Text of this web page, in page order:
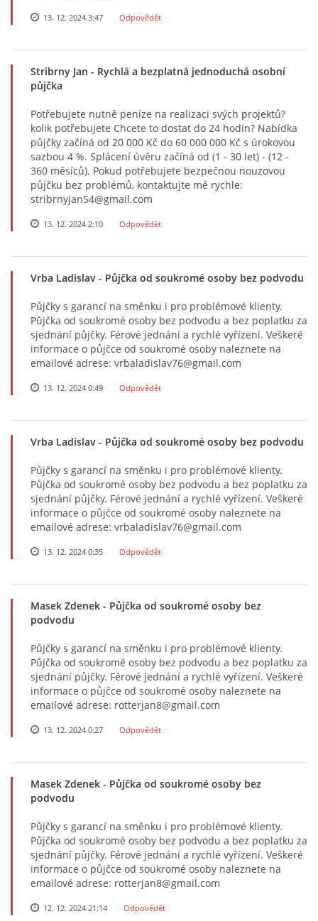
13. 12. 2024 3:47 Odpovědět
Stribrny Jan - Rychlá a bezplatná jednoduchá osobní
půjčka
Potřebujete nutně peníze na realizaci svých projektů?
kolik potřebujete Chcete to dostat do 24 hodin? Nabídka
půjčky začíná od 20 000 Kč do 60 000 000 Kč s úrokovou
sazbou 4 %. Splácení úvěru začíná od (1 - 30 let) - (12 -
360 měsíců). Pokud potřebujete bezpečnou nouzovou
půjčku bez problémů, kontaktujte mě rychle:
stribrnyjan54@gmail.com
13. 12. 2024 2:10 Odpovědět
Vrba Ladislav - Půjčka od soukromé osoby bez podvodu
Půjčky s garancí na směnku i pro problémové klienty.
Půjčka od soukromé osoby bez podvodu a bez poplatku za
sjednání půjčky. Férové ​​jednání a rychlé vyřízení. Veškeré
informace o půjčce od soukromé osoby naleznete na
emailové adrese: vrbaladislav76@gmail.com
13. 12. 2024 0:49 Odpovědět
Vrba Ladislav - Půjčka od soukromé osoby bez podvodu
Půjčky s garancí na směnku i pro problémové klienty.
Půjčka od soukromé osoby bez podvodu a bez poplatku za
sjednání půjčky. Férové ​​jednání a rychlé vyřízení. Veškeré
informace o půjčce od soukromé osoby naleznete na
emailové adrese: vrbaladislav76@gmail.com
13. 12. 2024 0:35 Odpovědět
Masek Zdenek - Půjčka od soukromé osoby bez
podvodu
Půjčky s garancí na směnku i pro problémové klienty.
Půjčka od soukromé osoby bez podvodu a bez poplatku za
sjednání půjčky. Férové ​​jednání a rychlé vyřízení. Veškeré
informace o půjčce od soukromé osoby naleznete na
emailové adrese: rotterjan8@gmail.com
13. 12. 2024 0:27 Odpovědět
Masek Zdenek - Půjčka od soukromé osoby bez
podvodu
Půjčky s garancí na směnku i pro problémové klienty.
Půjčka od soukromé osoby bez podvodu a bez poplatku za
sjednání půjčky. Férové ​​jednání a rychlé vyřízení. Veškeré
informace o půjčce od soukromé osoby naleznete na
emailové adrese: rotterjan8@gmail.com
12. 12. 2024 21:14 Odpovědět